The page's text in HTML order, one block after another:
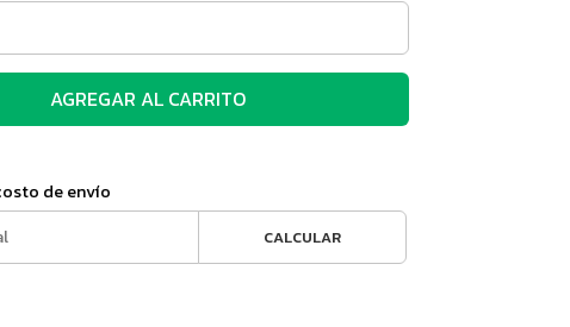
AGREGAR AL CARRITO
de envío
CALCULAR